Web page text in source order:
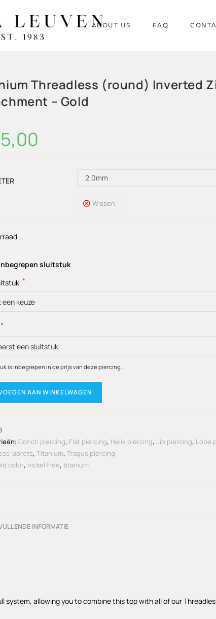
ABOUT US FAQ
Threadless (round) Inverted
– Gold
2.0mm
Wissen
sluitstuk
*
*
is inbegrepen in de prijs van deze piercing.
AAN WINKELWAGEN
Conch piercing, Flat piercing, Helix piercing, Lip piercing, Lobe
labrets, Titanium, Tragus piercing
color, nickel free, titanium
INFORMATIE
allowing you to combine this top with all of our